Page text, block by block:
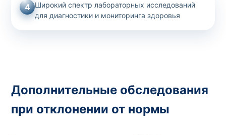
4 Широкий спектр лабораторных исследований
для диагностики и мониторинга здоровья
Дополнительные обследования
при отклонении от нормы